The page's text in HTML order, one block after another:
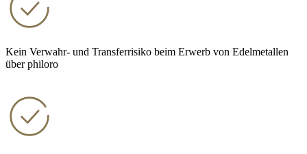
Kein Verwahr- und Transferrisiko beim Erwerb von Edelmetallen
über philoro